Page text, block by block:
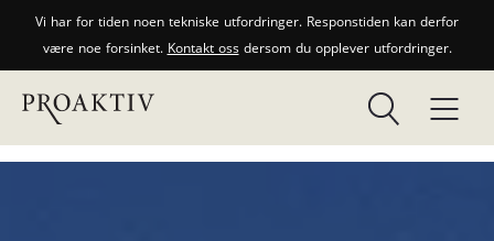
Vi har for tiden noen tekniske utfordringer. Responstiden kan derfor
være noe forsinket. Kontakt ossdersom du opplever utfordringer.